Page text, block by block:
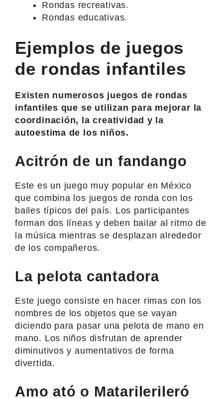
Rondas recreativas.
Rondas educativas.
Ejemplos de juegos
de rondas infantiles
Existen numerosos juegos de rondas
infantiles que se utilizan para mejorar la
coordinación, la creatividad y la
autoestima de los niños.
Acitrón de un fandango
Este es un juego muy popular en México
que combina los juegos de ronda con los
bailes típicos del país. Los participantes
forman dos líneas y deben bailar al ritmo de
la música mientras se desplazan alrededor
de los compañeros.
La pelota cantadora
Este juego consiste en hacer rimas con los
nombres de los objetos que se vayan
diciendo para pasar una pelota de mano en
mano. Los niños disfrutan de aprender
diminutivos y aumentativos de forma
divertida.
Amo ató o Matarilerileró